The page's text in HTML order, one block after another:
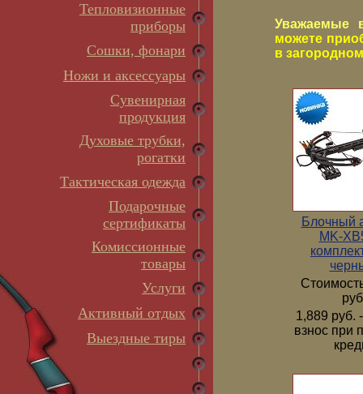
Тепловизионные
приборы
Сошки, фонари
Ножи и аксессуары
Сувенирная
продукция
Духовые трубки,
рогатки
Тактическая одежда
Подарочные
сертификаты
Комиссионные
товары
Услуги
Активный отдых
Выездные тиры
Уважаемые
можете
в
Блочный
MK-
1,889 руб.
взнос при